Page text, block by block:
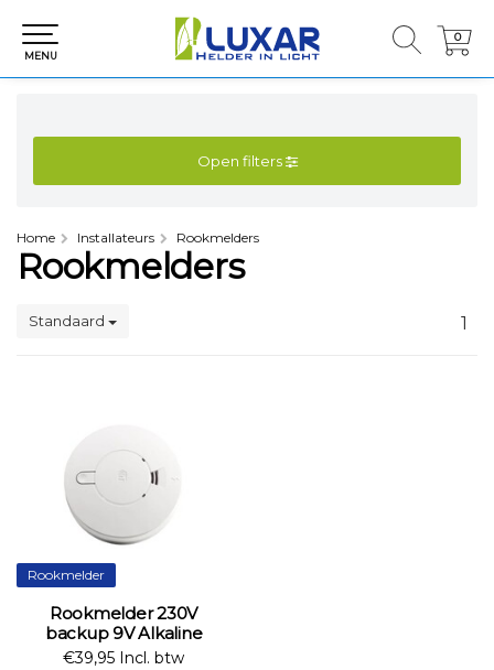
0
0
MENU
Open filters
Home Installateurs Rookmelders
Rookmelders
Standaard 1
Rookmelder
Rookmelder 230V
backup 9V Alkaline
€39,95 Incl. btw